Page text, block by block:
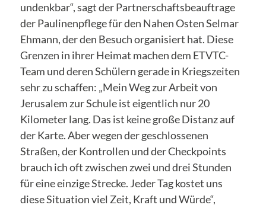
undenkbar“, sagt der Partnerschaftsbeauftrage
der Paulinenpflege für den Nahen Osten Selmar
Ehmann, der den Besuch organisiert hat. Diese
Grenzen in ihrer Heimat machen dem ETVTC-
Team und deren Schülern gerade in Kriegszeiten
sehr zu schaffen: „Mein Weg zur Arbeit von
Jerusalem zur Schule ist eigentlich nur 20
Kilometer lang. Das ist keine große Distanz auf
der Karte. Aber wegen der geschlossenen
Straßen, der Kontrollen und der Checkpoints
brauch ich oft zwischen zwei und drei Stunden
für eine einzige Strecke. Jeder Tag kostet uns
diese Situation viel Zeit, Kraft und Würde“,